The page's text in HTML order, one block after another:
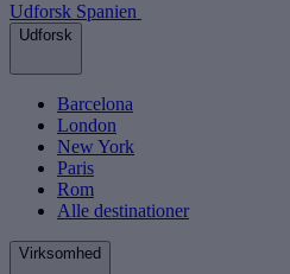
Udforsk Spanien
Udforsk
Barcelona
London
New York
Paris
Rom
Alle destinationer
Virksomhed